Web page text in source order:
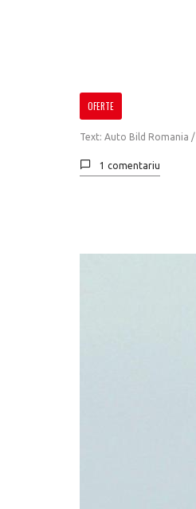
OFERTE
Text: Auto Bild Romania /
1 comentariu